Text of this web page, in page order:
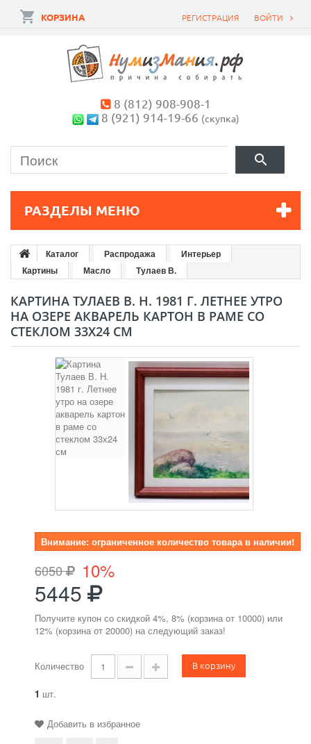
ВОЙТИ
РЕГИСТРАЦИЯ
КОРЗИНА
8 (812) 908-908-1
8 (921) 914-19-66 (скупка)
РАЗДЕЛЫ МЕНЮ
Каталог Распродажа
Интерьер
Картины
Масло Тулаев В.
КАРТИНА ТУЛАЕВ В. Н. 1981 Г. ЛЕТНЕЕ УТРО
НА ОЗЕРЕ АКВАРЕЛЬ КАРТОН В РАМЕ СО
СТЕКЛОМ 33Х24 СМ
Внимание: ограниченное количество товара в наличии!
6050 10%
5445
Получите купон со скидкой 4%, 8% (корзина от 10000) или
12% (корзина от 20000) на следующий заказ!
Количество В корзину
1 шт.
Добавить в избранное